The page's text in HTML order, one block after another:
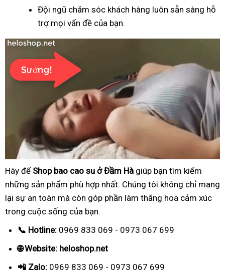
Đội ngũ chăm sóc khách hàng luôn sẵn sàng hỗ
trợ mọi vấn đề của bạn.
Hãy để Shop bao cao su ở Đầm Hà giúp bạn tìm kiếm
những sản phẩm phù hợp nhất. Chúng tôi không chỉ mang
lại sự an toàn mà còn góp phần làm thăng hoa cảm xúc
trong cuộc sống của bạn.
📞 Hotline: 0969 833 069 - 0973 067 699
🌐 Website: heloshop.net
📲 Zalo: 0969 833 069 - 0973 067 699